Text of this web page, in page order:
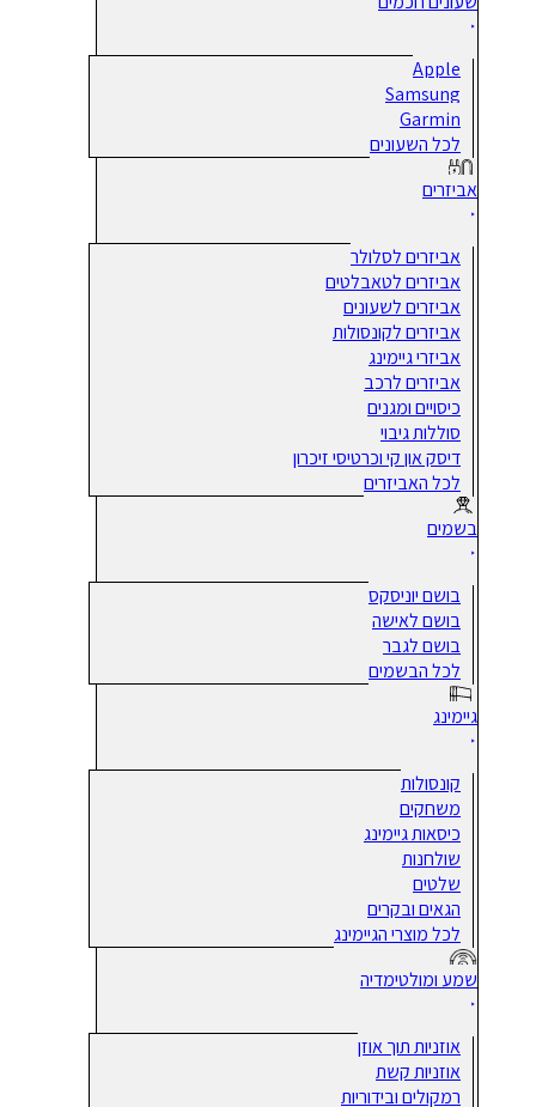
Apple
Samsung
Garmin
לכל השעונים
אביזרים
אביזרים לסלולר
אביזרים לטאבלטים
אביזרים לשעונים
אביזרים לקונסולות
אביזרי גיימינג
אביזרים לרכב
כיסויים ומגנים
סוללות גיבוי
דיסק און קי וכרטיסי זיכרון
לכל האביזרים
בשמים
בושם יוניסקס
בושם לאישה
בושם לגבר
לכל הבשמים
גיימינג
קונסולות
משחקים
כיסאות גיימינג
שולחנות
שלטים
הגאים ובקרים
לכל מוצרי הגיימינג
שמע ומולטימדיה
אוזניות תוך אוזן
אוזניות קשת
רמקולים ובידוריות